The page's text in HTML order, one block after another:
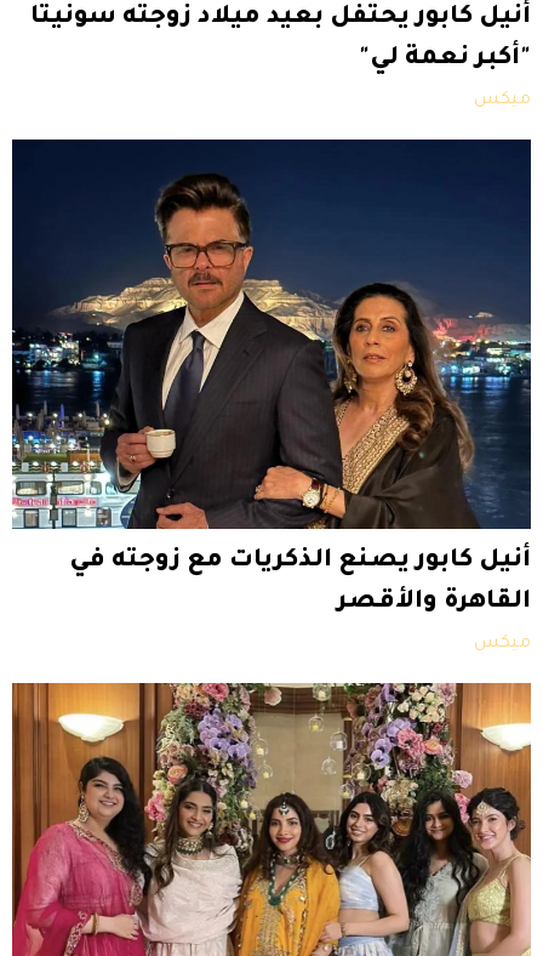
أنيل كابور يحتفل بعيد ميلاد زوجته سونيتا
"أكبر نعمة لي"
ميكس
أنيل كابور يصنع الذكريات مع زوجته في
القاهرة والأقصر
ميكس